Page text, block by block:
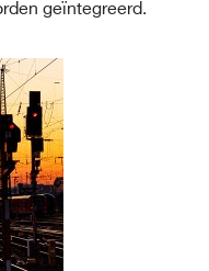
geïntegreerd.